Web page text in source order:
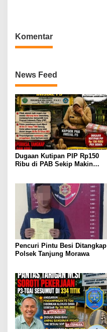
Komentar
News Feed
Dugaan Kutipan PIP Rp150
Ribu di PAB Sekip Makin
Pencuri Pintu Besi Ditangkap
Polsek Tanjung Morawa